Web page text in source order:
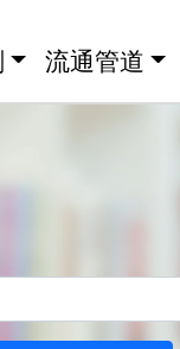
流通管道